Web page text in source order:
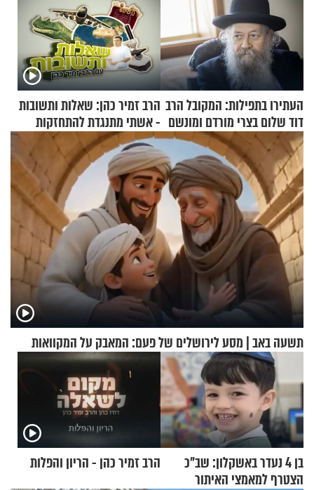
העתירו בתפילות: המקובל הרב
דוד שלום בצרי מורדם ומונשם
הרב זמיר כהן: שאלות ותשובות
- אשתי מתנגדת להתחזקות
שלי
תשעה באב | מסע לירושלים של פעם: המאבק על המקוואות
בן 4 נעדר באשקלון: שב"כ
הצטרף למאמצי האיתור
הרב זמיר כהן - הריון והפלות